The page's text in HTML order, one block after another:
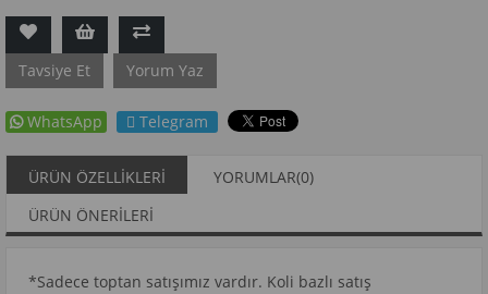
Tavsiye Et Yorum Yaz
WhatsApp Telegram
ÜRÜN ÖZELLIKLERI YORUMLAR(0)
ÜRÜN ÖNERILERI
*Sadece toptan satışımız vardır. Koli bazlı satış